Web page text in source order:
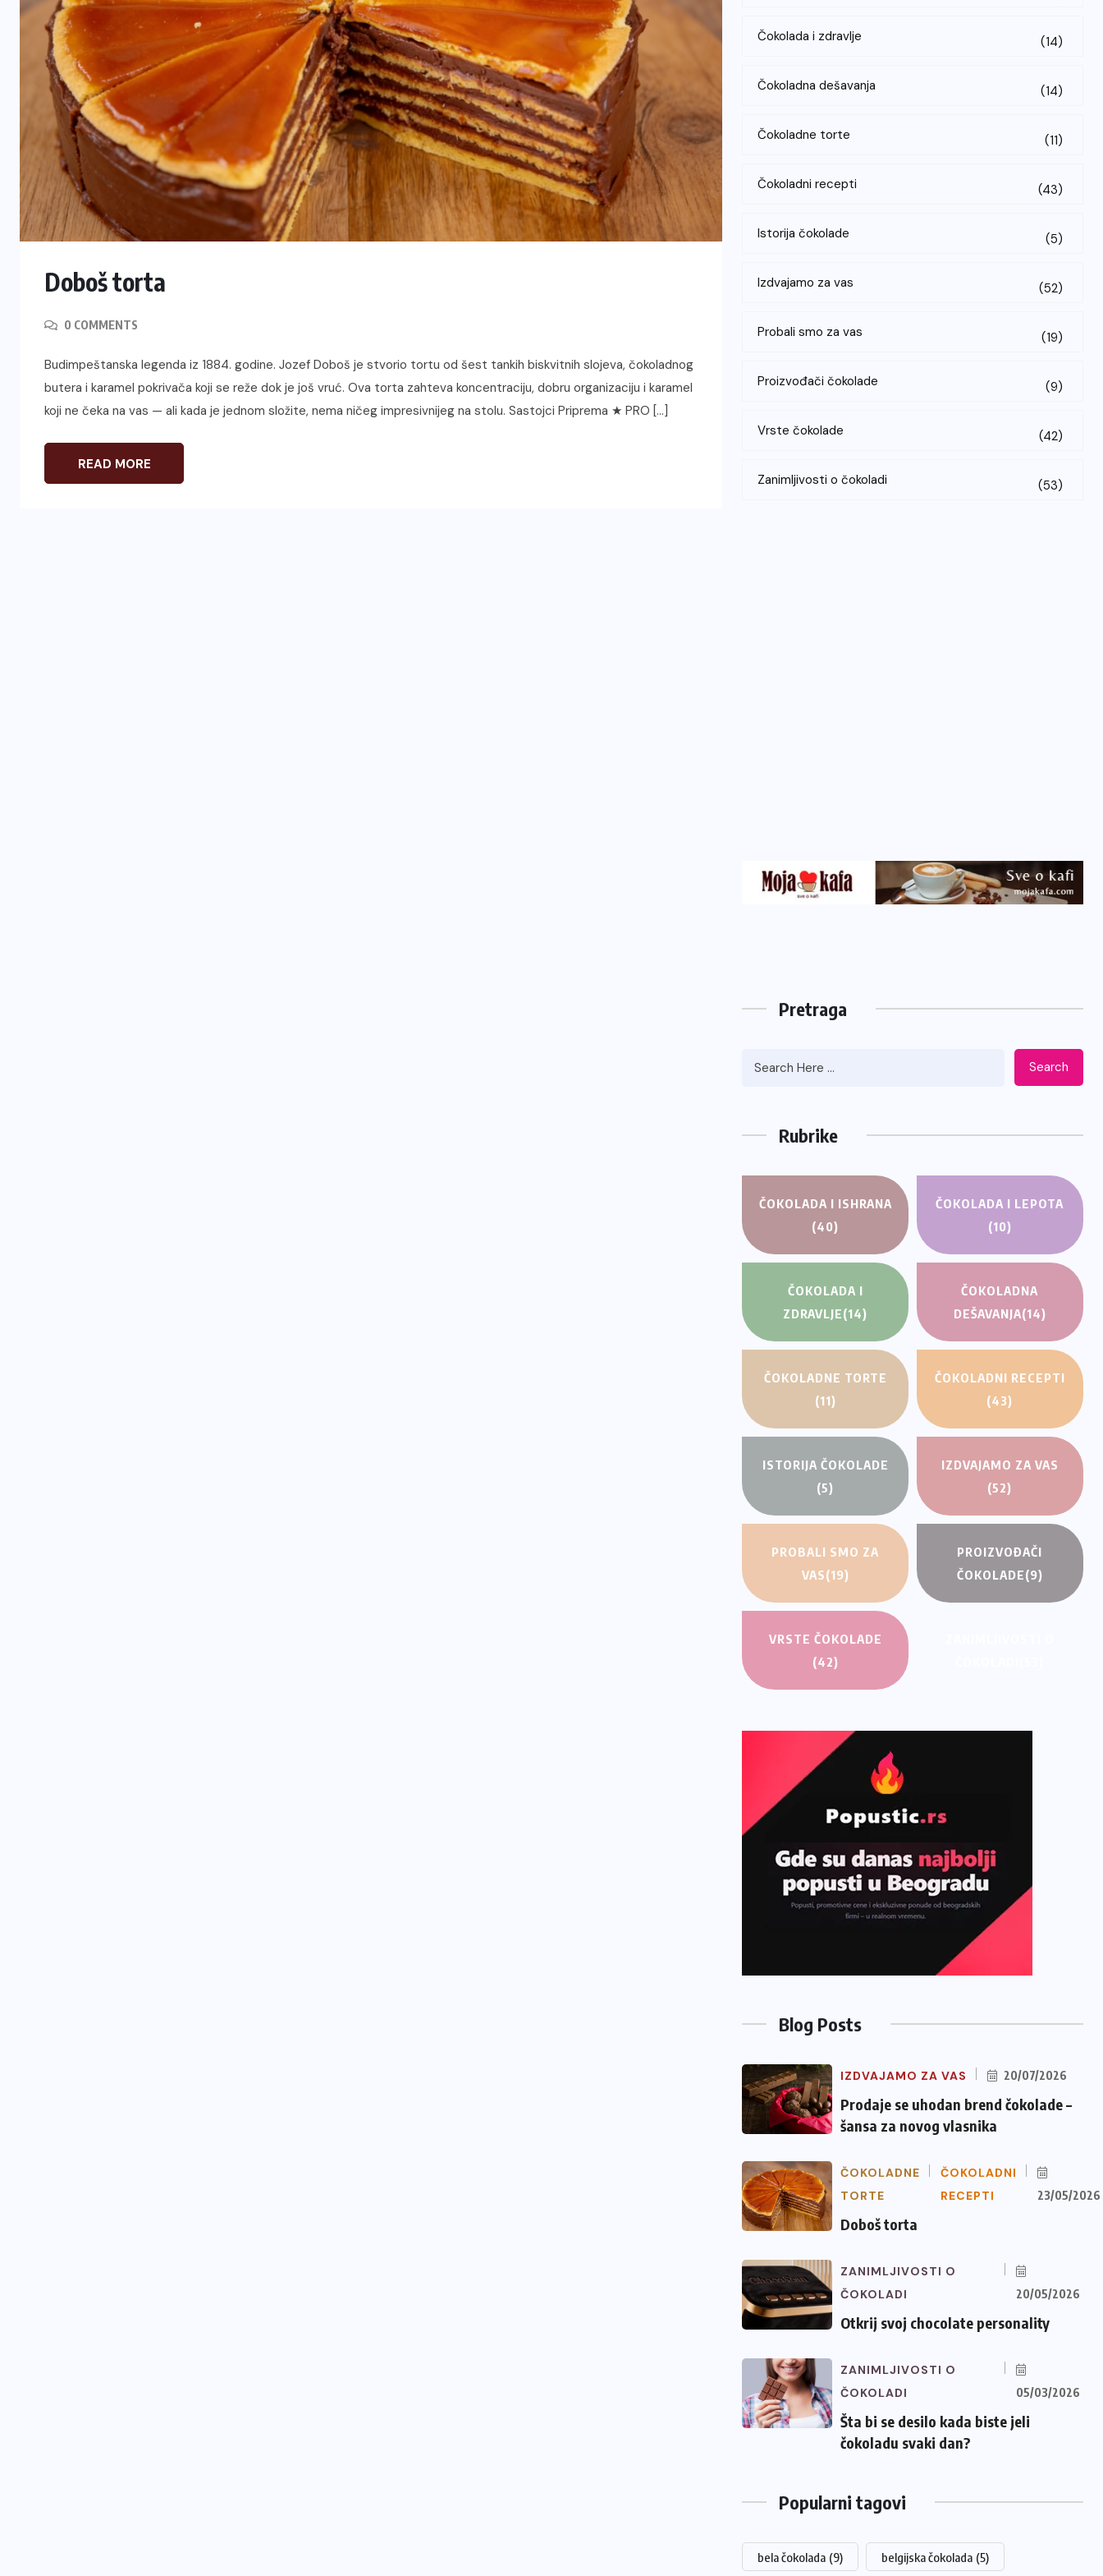
Doboš torta
0 COMMENTS
Budimpeštanska legenda iz 1884. godine. Jozef Doboš je stvorio tortu od šest tankih biskvitnih slojeva, čokoladnog
butera i karamel pokrivača koji se reže dok je još vruć. Ova torta zahteva koncentraciju, dobru organizaciju i karamel
koji ne čeka na vas — ali kada je jednom složite, nema ničeg impresivnijeg na stolu. Sastojci Priprema ★ PRO […]
READ MORE
Čokolada i zdravlje (14)
Čokoladna dešavanja (14)
Čokoladne torte (11)
Čokoladni recepti (43)
Istorija čokolade (5)
Izdvajamo za vas (52)
Probali smo za vas (19)
Proizvođači čokolade (9)
Vrste čokolade (42)
Zanimljivosti o čokoladi (53)
Pretraga
Search
Rubrike
ČOKOLADA I ISHRANA
(40)
ČOKOLADA I LEPOTA
(10)
ČOKOLADA I
ZDRAVLJE(14)
ČOKOLADNA
DEŠAVANJA(14)
ČOKOLADNE TORTE
(11)
ČOKOLADNI RECEPTI
(43)
ISTORIJA ČOKOLADE
(5)
IZDVAJAMO ZA VAS
(52)
PROBALI SMO ZA
VAS(19)
PROIZVOĐAČI
ČOKOLADE(9)
VRSTE ČOKOLADE
(42)
Blog Posts
IZDVAJAMO ZA VAS 20/07/2026
Prodaje se uhodan brend čokolade –
šansa za novog vlasnika
ČOKOLADNE
TORTE
ČOKOLADNI
RECEPTI
23/05/2026
Doboš torta
ZANIMLJIVOSTI O
ČOKOLADI
20/05/2026
Otkrij svoj chocolate personality
ZANIMLJIVOSTI O
ČOKOLADI
05/03/2026
Šta bi se desilo kada biste jeli
čokoladu svaki dan?
Popularni tagovi
bela čokolada (9) belgijska čokolada (5)